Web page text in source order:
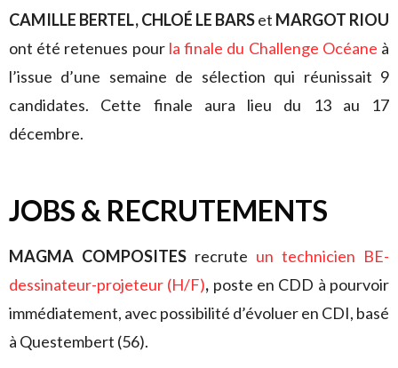
CAMILLE BERTEL, CHLOÉ LE BARSet MARGOT RIOU
ont été retenues pour la finale du Challenge Océane à
l’issue d’une semaine de sélection qui réunissait 9
candidates. Cette finale aura lieu du 13 au 17
décembre.
JOBS & RECRUTEMENTS
MAGMA COMPOSITES recrute un technicien BE-
dessinateur-projeteur (H/F), poste en CDD à pourvoir
immédiatement, avec possibilité d’évoluer en CDI, basé
à Questembert (56).